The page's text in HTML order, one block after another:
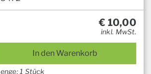
€ 10,00
inkl. MwSt.
In den Warenkorb
1 Stück